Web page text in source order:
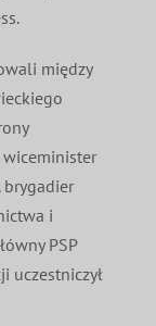
między
wiceminister
i
PSP
uczestniczył